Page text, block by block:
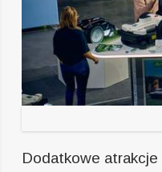
Dodatkowe atrakcje